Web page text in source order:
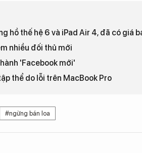
hồ thế hệ 6 và iPad Air 4, đã có giá
nhiều đối thủ mới
'Facebook mới'
thể do lỗi trên MacBook Pro
#ngừng bán loa